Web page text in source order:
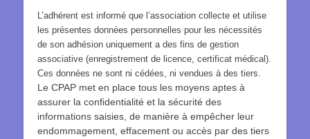
L’adhérent est informé que l’association collecte et utilise
les présentes données personnelles pour les nécessités
de son adhésion uniquement a des fins de gestion
associative (enregistrement de licence, certificat médical).
Ces données ne sont ni cédées, ni vendues à des tiers.
Le CPAP met en place tous les moyens aptes à
assurer la confidentialité et la sécurité des
informations saisies, de manière à empêcher leur
endommagement, effacement ou accès par des tiers